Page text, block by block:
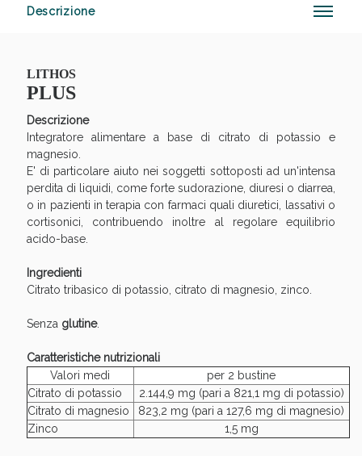
Descrizione
LITHOS
PLUS
Descrizione
Integratore alimentare a base di citrato di potassio e
magnesio.
E' di particolare aiuto nei soggetti sottoposti ad un'intensa
perdita di liquidi, come forte sudorazione, diuresi o diarrea,
o in pazienti in terapia con farmaci quali diuretici, lassativi o
cortisonici, contribuendo inoltre al regolare equilibrio
acido-base.
Ingredienti
Citrato tribasico di potassio, citrato di magnesio, zinco.
Senza glutine.
Caratteristiche nutrizionali
Valori medi
per 2 bustine
Citrato di potassio
2.144,9 mg (pari a 821,1 mg di potassio)
Citrato di magnesio
823,2 mg (pari a 127,6 mg di magnesio)
Zinco
1,5 mg